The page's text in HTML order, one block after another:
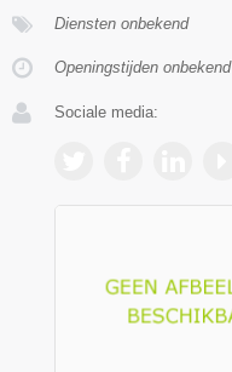
Diensten onbekend
Openingstijden onbekend
Sociale media: